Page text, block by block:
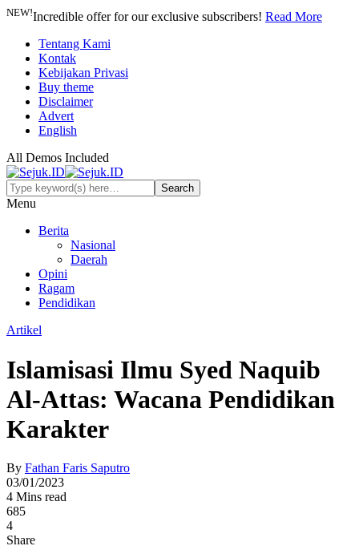
NEW!Incredible offer for our exclusive subscribers! Read More
Tentang Kami
Kontak
Kebijakan Privasi
Buy theme
Disclaimer
Advert
English
All Demos Included
Menu
Berita
Nasional
Daerah
Opini
Ragam
Pendidikan
Artikel
Islamisasi Ilmu Syed Naquib
Al-Attas: Wacana Pendidikan
Karakter
By Fathan Faris Saputro
03/01/2023
4 Mins read
685
4
Share